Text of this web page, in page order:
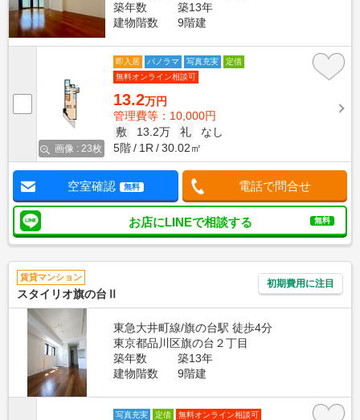
築年数
築13年
建物階数
9階建
画像 : 23枚
即入居 パノラマ 写真充実
定借
無料オンライン相談可
13.2万円
管理費等：10,000円
敷
13.2万 礼
なし
5階
1R 30.02㎡
空室確認 無料 電話で問合せ
お店にLINEで相談する 無料
賃貸マンション
スタイリオ旗の台Ⅱ
初期費用に注目
東急大井町線/旗の台駅 徒歩4分
東京都品川区旗の台２丁目
築年数
築13年
建物階数
9階建
写真充実 定借 無料オンライン相談可